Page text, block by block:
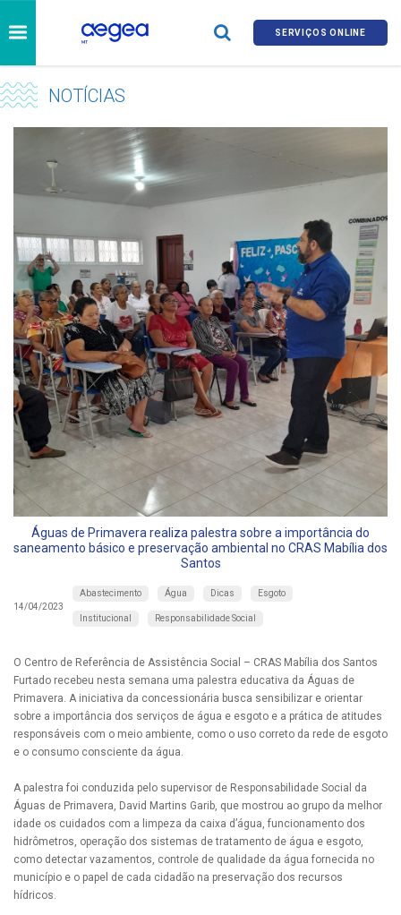
SERVIÇOS ONLINE
NOTÍCIAS
Águas de Primavera realiza palestra sobre a importância do
saneamento básico e preservação ambiental no CRAS Mabília dos
Santos
14/04/2023
Abastecimento Água Dicas Esgoto
Institucional Responsabilidade Social
O Centro de Referência de Assistência Social – CRAS Mabília dos Santos
Furtado recebeu nesta semana uma palestra educativa da Águas de
Primavera. A iniciativa da concessionária busca sensibilizar e orientar
sobre a importância dos serviços de água e esgoto e a prática de atitudes
responsáveis com o meio ambiente, como o uso correto da rede de esgoto
e o consumo consciente da água.
A palestra foi conduzida pelo supervisor de Responsabilidade Social da
Águas de Primavera, David Martins Garib, que mostrou ao grupo da melhor
idade os cuidados com a limpeza da caixa d’água, funcionamento dos
hidrômetros, operação dos sistemas de tratamento de água e esgoto,
como detectar vazamentos, controle de qualidade da água fornecida no
município e o papel de cada cidadão na preservação dos recursos
hídricos.